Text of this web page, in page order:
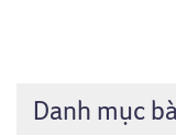
Danh mục